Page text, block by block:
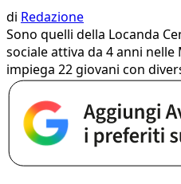
di Redazione
Sono quelli della Locanda
sociale attiva da 4 anni nelle
impiega 22 giovani con